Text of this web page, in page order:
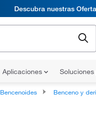
Descubra nuestras
Aplicaciones
Bencenoides Benceno y derivados sustituidos